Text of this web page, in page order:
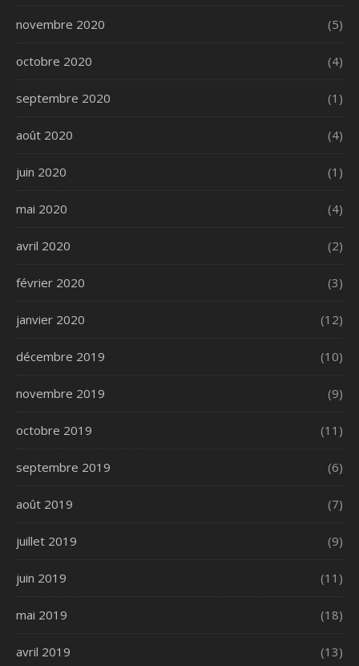
novembre 2020 (5)
octobre 2020 (4)
septembre 2020 (1)
août 2020 (4)
juin 2020 (1)
mai 2020 (4)
avril 2020 (2)
février 2020 (3)
janvier 2020 (12)
décembre 2019 (10)
novembre 2019 (9)
octobre 2019 (11)
septembre 2019 (6)
août 2019 (7)
juillet 2019 (9)
juin 2019 (11)
mai 2019 (18)
avril 2019 (13)